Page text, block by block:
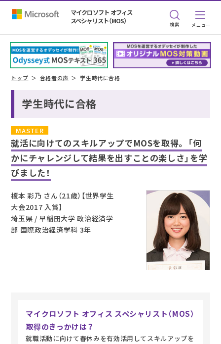
マイクロソフト オフィス
スペシャリスト（MOS）
検索
トップ 合格者の声 学生時代に合格
学生時代に合格
MASTER
就活に向けてのスキルアップでMOSを取得。 「何
かにチャレンジして結果を出すことの楽しさ」を学
びました！
榎本 彩乃 さん（21歳）【世界学生
大会2017 入賞】
埼玉県 / 早稲田大学 政治経済学
部 国際政治経済学科 3年
マイクロソフト オフィス スペシャリスト（MOS）
取得のきっかけは？
就職活動に向けて春休みを有効活用してスキルアップを